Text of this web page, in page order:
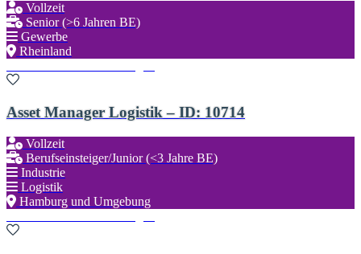
Vollzeit
Senior (>6 Jahren BE)
Gewerbe
Rheinland
Asset Manager Logistik – ID: 10714
Vollzeit
Berufseinsteiger/Junior (<3 Jahre BE)
Industrie
Logistik
Hamburg und Umgebung